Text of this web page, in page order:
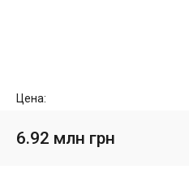
Цена:
6.92 млн грн